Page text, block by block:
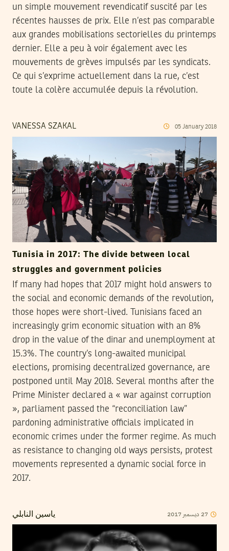
un simple mouvement revendicatif suscité par les
récentes hausses de prix. Elle n’est pas comparable
aux grandes mobilisations sectorielles du printemps
dernier. Elle a peu à voir également avec les
mouvements de grèves impulsés par les syndicats.
Ce qui s’exprime actuellement dans la rue, c’est
toute la colère accumulée depuis la révolution.
VANESSA SZAKAL 05 January 2018
Tunisia in 2017: The divide between local
struggles and government policies
If many had hopes that 2017 might hold answers to
the social and economic demands of the revolution,
those hopes were short-lived. Tunisians faced an
increasingly grim economic situation with an 8%
drop in the value of the dinar and unemployment at
15.3%. The country’s long-awaited municipal
elections, promising decentralized governance, are
postponed until May 2018. Several months after the
Prime Minister declared a « war against corruption
», parliament passed the “reconciliation law”
pardoning administrative officials implicated in
economic crimes under the former regime. As much
as resistance to changing old ways persists, protest
movements represented a dynamic social force in
2017.
ياسين النابلي 27 ديسمبر 2017